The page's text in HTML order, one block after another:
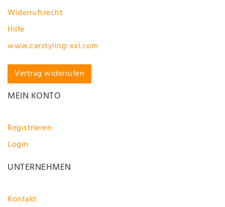
Widerrufsrecht
Hilfe
www.carstyling-xxl.com
Vertrag widerrufen
MEIN KONTO
Registrieren
Login
UNTERNEHMEN
Kontakt